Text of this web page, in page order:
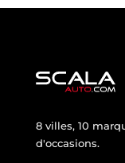
8 villes, 10
d'occasions.